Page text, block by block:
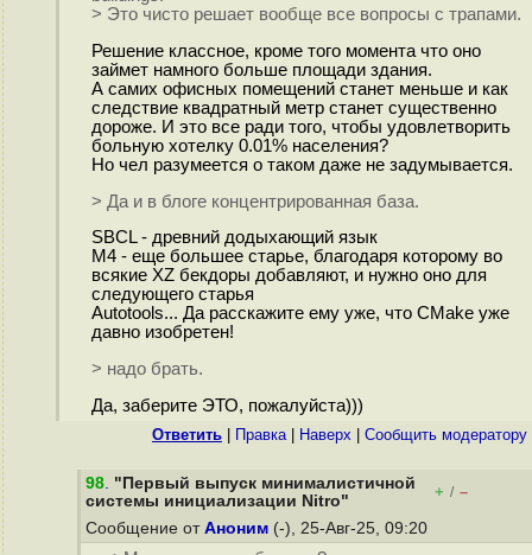
> Это чисто решает вообще все вопросы с трапами.
Решение классное, кроме того момента что оно
займет намного больше площади здания.
А самих офисных помещений станет меньше и как
следствие квадратный метр станет существенно
дороже. И это все ради того, чтобы удовлетворить
больную хотелку 0.01% населения?
Но чел разумеется о таком даже не задумывается.
> Да и в блоге концентрированная база.
SBCL - древний додыхающий язык
M4 - еще большее старье, благодаря которому во
всякие XZ бекдоры добавляют, и нужно оно для
следующего старья
Autotools... Да расскажите ему уже, что CMake уже
давно изобретен!
> надо брать.
Да, заберите ЭТО, пожалуйста)))
Ответить Правка| Наверх Cообщить модератору
98. "Первый выпуск минималистичной
системы инициализации Nitro"
+ / –
Сообщение от Аноним (-), 25-Авг-25, 09:20